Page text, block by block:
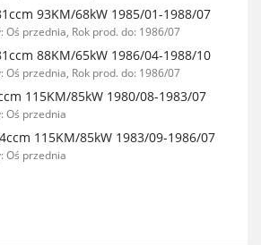
93KM/68kW 1985/01-1988/07
Oś przednia, Rok prod. do: 1986/07
88KM/65kW 1986/04-1988/10
Oś przednia, Rok prod. do: 1986/07
115KM/85kW 1980/08-1983/07
Oś przednia
115KM/85kW 1983/09-1986/07
Oś przednia